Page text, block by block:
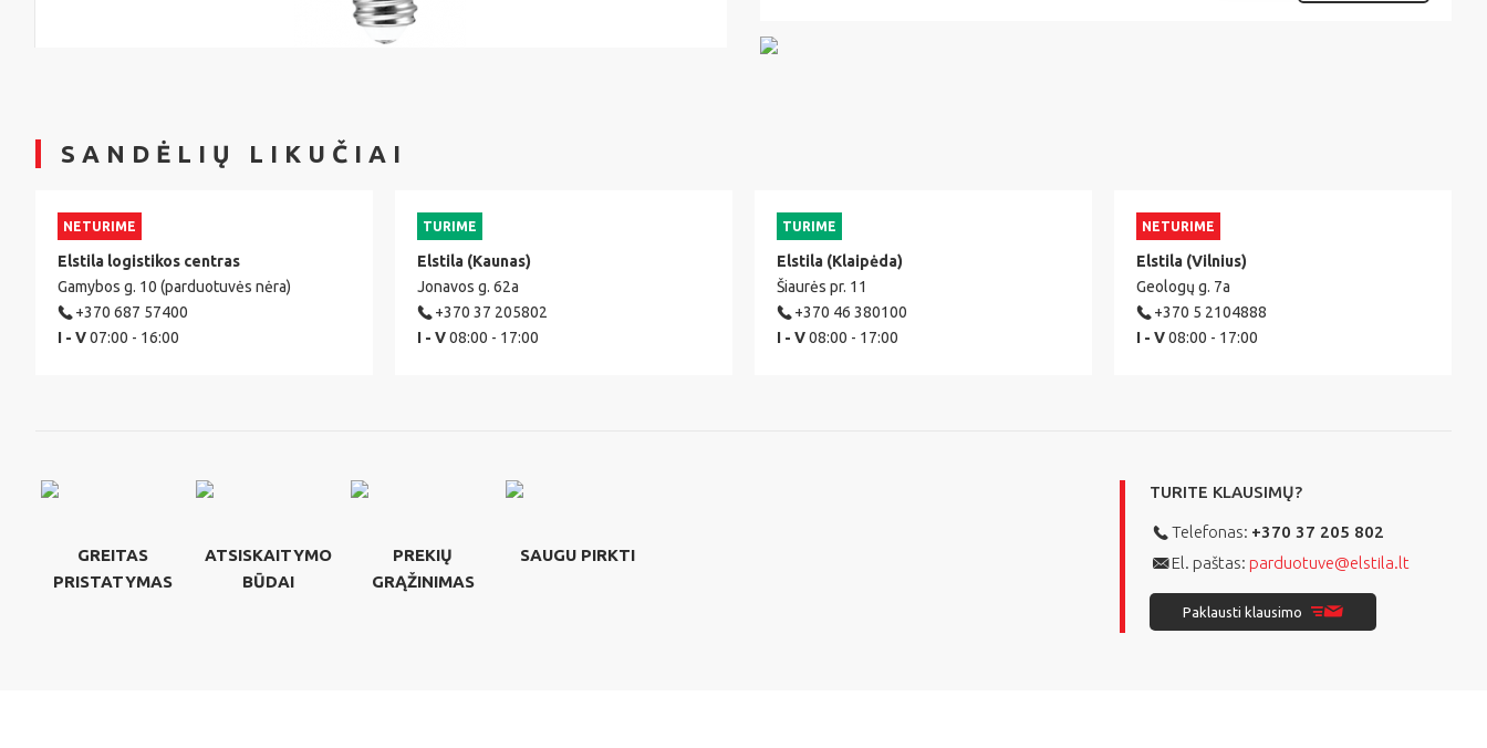
SANDĖLIŲ LIKUČIAI
NETURIME
Elstila logistikos centras
Gamybos g. 10 (parduotuvės nėra)
+370 687 57400
I - V07:00 - 16:00
TURIME
Elstila (Kaunas)
Jonavos g. 62a
+370 37 205802
I - V08:00 - 17:00
TURIME
Elstila (Klaipėda)
Šiaurės pr. 11
+370 46 380100
I - V08:00 - 17:00
NETURIME
Elstila (Vilnius)
Geologų g. 7a
+370 5 2104888
I - V08:00 - 17:00
GREITAS
PRISTATYMAS
ATSISKAITYMO
BŪDAI
PREKIŲ
GRĄŽINIMAS
SAUGU PIRKTI
TURITE KLAUSIMŲ?
Telefonas: +370 37 205 802
El. paštas: parduotuve@elstila.lt
Paklausti klausimo